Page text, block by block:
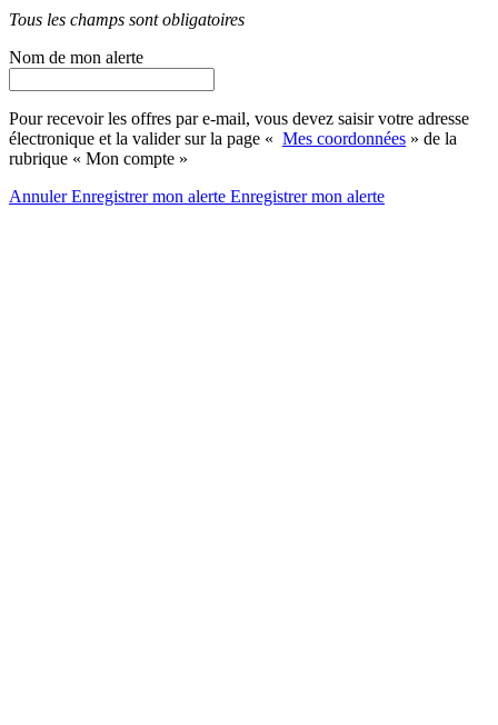
Tous les champs sont obligatoires
Nom de mon alerte
Pour recevoir les offres par e-mail, vous devez saisir votre adresse
électronique et la valider sur la page « Mes coordonnées » de la
rubrique « Mon compte »
AnnulerEnregistrer mon alerte Enregistrermon alerte